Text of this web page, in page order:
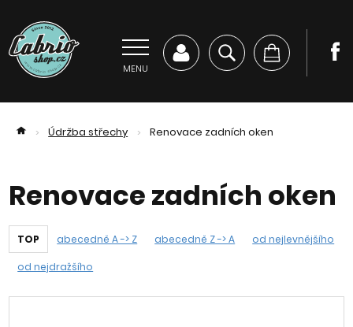
MENU
> Údržba střechy > Renovace zadních oken
Renovace zadních oken
TOP abecedně A -> Z abecedně Z -> A od nejlevnějšího
od nejdražšího